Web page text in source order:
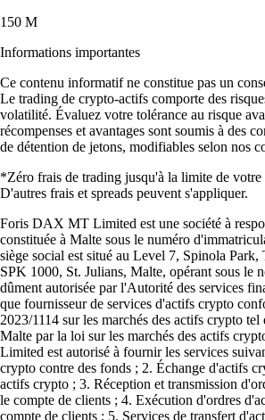
150 M
Informations importantes
Ce contenu informatif ne constitue pas un
Le trading de crypto-actifs comporte des
volatilité. Évaluez votre tolérance au risque
récompenses et avantages sont soumis à des
de détention de jetons, modifiables selon nos
*Zéro frais de trading jusqu'à la limite de
D'autres frais et spreads peuvent s'appliquer.
Foris DAX MT Limited est une société à
constituée à Malte sous le numéro
siège social est situé au Level 7, Spinola
SPK 1000, St. Julians, Malte, opérant sous le
dûment autorisée par l'Autorité des services
que fournisseur de services d'actifs crypto
2023/1114 sur les marchés des actifs crypto
Malte par la loi sur les marchés des actifs
Limited est autorisé à fournir les services
crypto contre des fonds ; 2. Échange d'actifs
actifs crypto ; 3. Réception et transmission
le compte de clients ; 4. Exécution d'ordres
compte de clients ; 5. Services de transfert